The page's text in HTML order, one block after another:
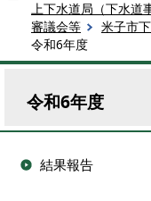
上下水道局（下水道
審議会等
米子市
令和6年度
令和6年度
結果報告